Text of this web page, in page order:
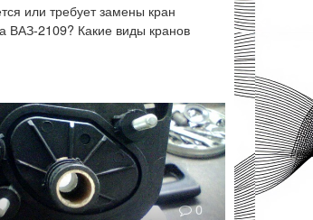
или требует замены кран
ВАЗ-2109? Какие виды кранов
0